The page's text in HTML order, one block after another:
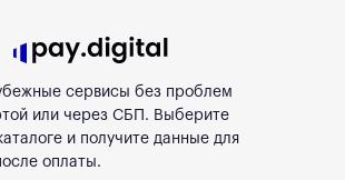
сервисы без проблем
или через СБП. Выберите
и получите данные для
оплаты.